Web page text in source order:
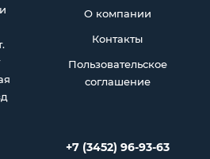
О компании
Контакты
Пользовательское
соглашение
+7 (3452) 96-93-63